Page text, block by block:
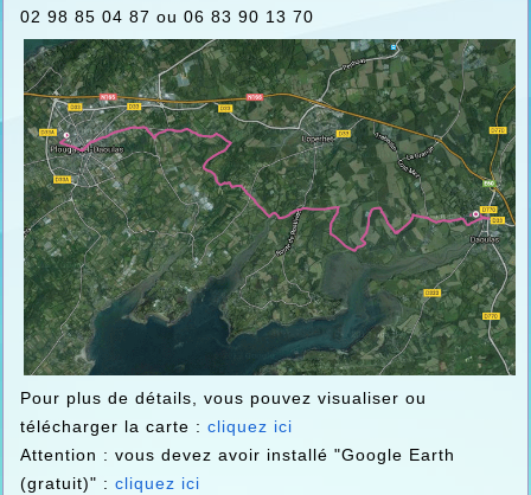
02 98 85 04 87 ou 06 83 90 13 70
Pour plus de détails, vous pouvez visualiser ou
télécharger la carte : cliquez ici
Attention : vous devez avoir installé "Google Earth
(gratuit)" : cliquez ici